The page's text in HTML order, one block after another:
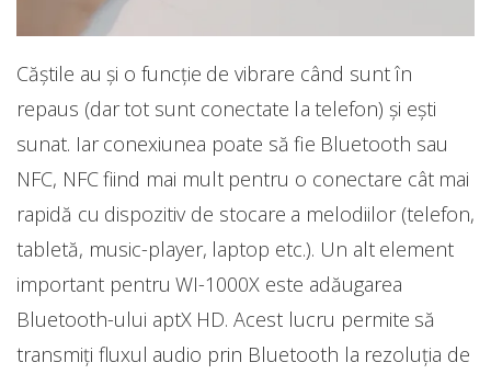
Căștile au și o funcție de vibrare când sunt în
repaus (dar tot sunt conectate la telefon) și ești
sunat. Iar conexiunea poate să fie Bluetooth sau
NFC, NFC fiind mai mult pentru o conectare cât mai
rapidă cu dispozitiv de stocare a melodiilor (telefon,
tabletă, music-player, laptop etc.). Un alt element
important pentru WI-1000X este adăugarea
Bluetooth-ului aptX HD. Acest lucru permite să
transmiți fluxul audio prin Bluetooth la rezoluția de